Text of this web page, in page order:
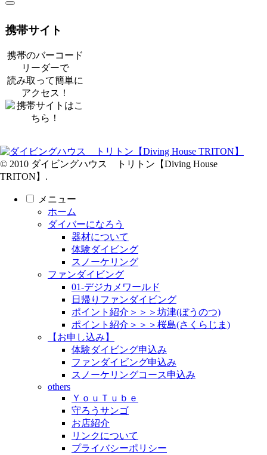
携帯サイト
携帯のバーコード
リーダーで
読み取って簡単に
アクセス！
© 2010 ダイビングハウス トリトン【Diving House
TRITON】.
メニュー
ホーム
ダイバーになろう
器材について
体験ダイビング
スノーケリング
ファンダイビング
01-デジカメワールド
日帰りファンダイビング
ポイント紹介＞＞＞坊津(ぼうのつ)
ポイント紹介＞＞＞桜島(さくらじま)
【お申し込み】
体験ダイビング申込み
ファンダイビング申込み
スノーケリングコース申込み
others
ＹｏｕＴｕｂｅ
守ろうサンゴ
お店紹介
リンクについて
プライバシーポリシー